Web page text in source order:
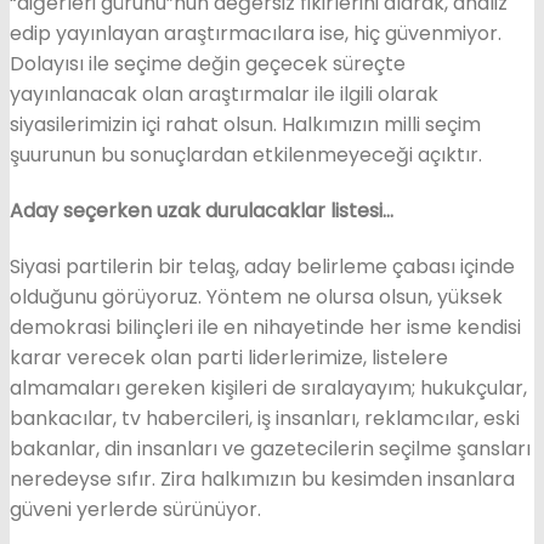
edip yayınlayan araştırmacılara ise, hiç güvenmiyor.
Dolayısı ile seçime değin geçecek süreçte
yayınlanacak olan araştırmalar ile ilgili olarak
siyasilerimizin içi rahat olsun. Halkımızın milli seçim
şuurunun bu sonuçlardan etkilenmeyeceği açıktır.
Aday seçerken uzak durulacaklar listesi…
Siyasi partilerin bir telaş, aday belirleme çabası içinde
olduğunu görüyoruz. Yöntem ne olursa olsun, yüksek
demokrasi bilinçleri ile en nihayetinde her isme kendisi
karar verecek olan parti liderlerimize, listelere
almamaları gereken kişileri de sıralayayım; hukukçular,
bankacılar, tv habercileri, iş insanları, reklamcılar, eski
bakanlar, din insanları ve gazetecilerin seçilme şansları
neredeyse sıfır. Zira halkımızın bu kesimden insanlara
güveni yerlerde sürünüyor.